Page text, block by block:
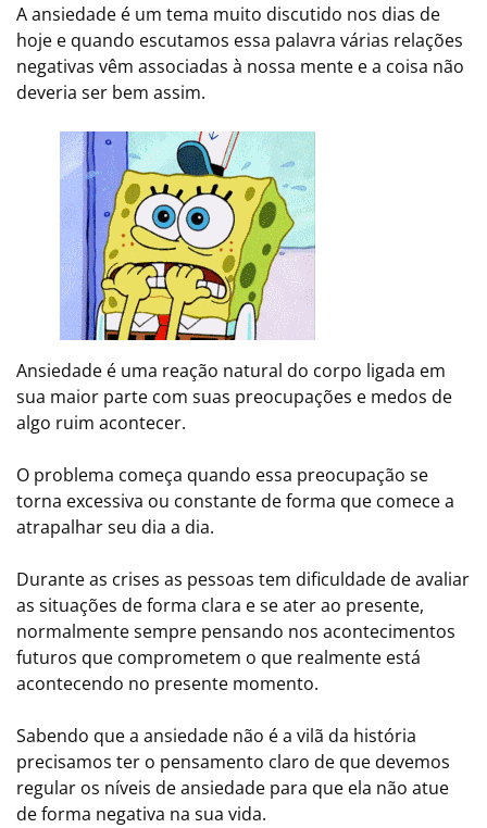
A ansiedade é um tema muito discutido nos dias de
hoje e quando escutamos essa palavra várias relações
negativas vêm associadas à nossa mente e a coisa não
deveria ser bem assim.
Ansiedade é uma reação natural do corpo ligada em
sua maior parte com suas preocupações e medos de
algo ruim acontecer.
O problema começa quando essa preocupação se
torna excessiva ou constante de forma que comece a
atrapalhar seu dia a dia.
Durante as crises as pessoas tem dificuldade de avaliar
as situações de forma clara e se ater ao presente,
normalmente sempre pensando nos acontecimentos
futuros que comprometem o que realmente está
acontecendo no presente momento.
Sabendo que a ansiedade não é a vilã da história
precisamos ter o pensamento claro de que devemos
regular os níveis de ansiedade para que ela não atue
de forma negativa na sua vida.